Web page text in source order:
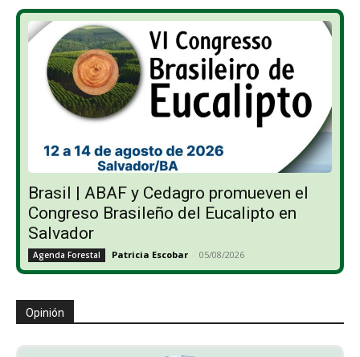
Brasil | ABAF y Cedagro promueven el
Congreso Brasileño del Eucalipto en
Salvador
Agenda Forestal Patricia Escobar - 05/08/2026
Opinión